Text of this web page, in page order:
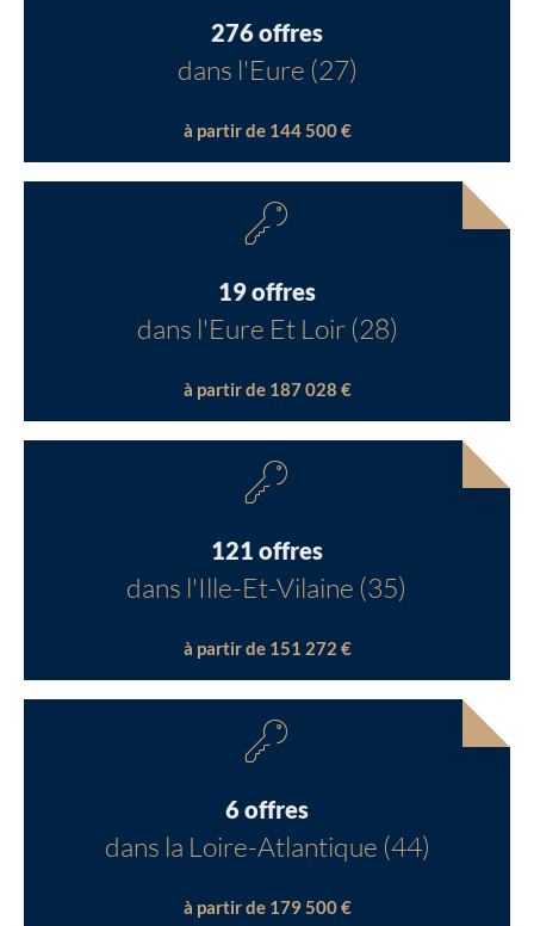
276 offres
dans l'Eure (27)
à partir de 144 500 €
19 offres
dans l'Eure Et Loir (28)
à partir de 187 028 €
121 offres
dans l'Ille-Et-Vilaine (35)
à partir de 151 272 €
6 offres
dans la Loire-Atlantique (44)
à partir de 179 500 €